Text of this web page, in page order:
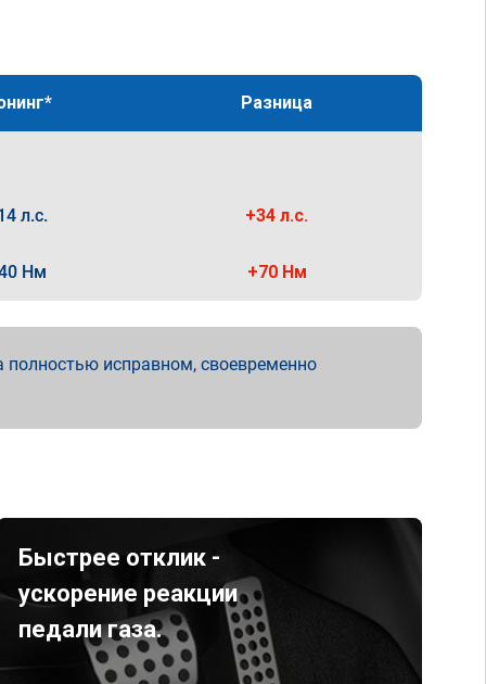
Разница
л.с. +34 л.с.
Нм +70 Нм
полностью исправном, своевременно
Быстрее отклик -
ускорение реакции
педали газа.